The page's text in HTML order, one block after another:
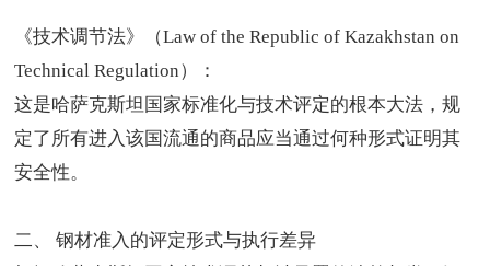
《技术调节法》（Law of the Republic of Kazakhstan on
Technical Regulation）：
这是哈萨克斯坦国家标准化与技术评定的根本大法，规
定了所有进入该国流通的商品应当通过何种形式证明其
安全性。
二、 钢材准入的评定形式与执行差异